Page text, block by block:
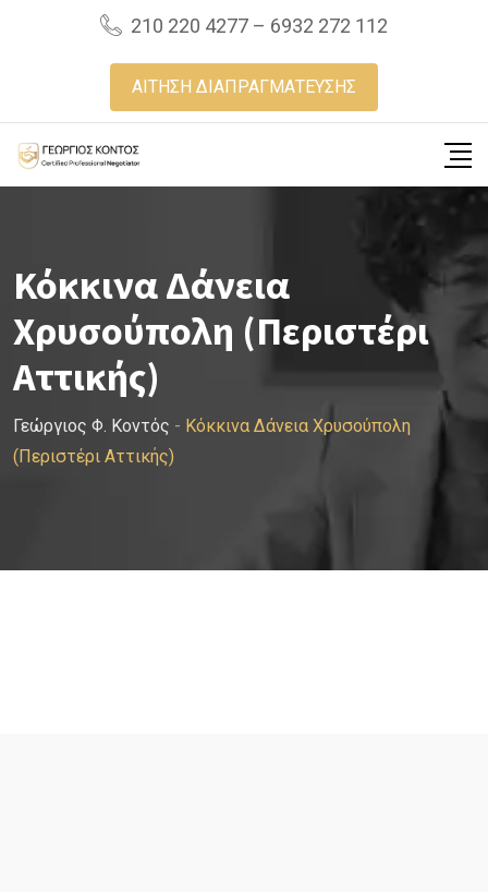
210 220 4277 – 6932 272 112
ΑΙΤΗΣΗ ΔΙΑΠΡΑΓΜΑΤΕΥΣΗΣ
Κόκκινα Δάνεια
Χρυσούπολη (Περιστέρι
Αττικής)
Γεώργιος Φ. Κοντός - Κόκκινα Δάνεια Χρυσούπολη
(Περιστέρι Αττικής)